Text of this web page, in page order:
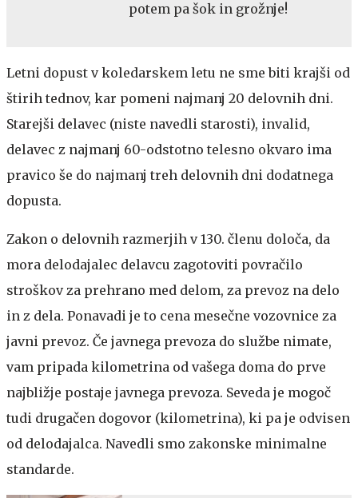
potem pa šok in grožnje!
Letni dopust v koledarskem letu ne sme biti krajši od
štirih tednov, kar pomeni najmanj 20 delovnih dni.
Starejši delavec (niste navedli starosti), invalid,
delavec z najmanj 60-odstotno telesno okvaro ima
pravico še do najmanj treh delovnih dni dodatnega
dopusta.
Zakon o delovnih razmerjih v 130. členu določa, da
mora delodajalec delavcu zagotoviti povračilo
stroškov za prehrano med delom, za prevoz na delo
in z dela. Ponavadi je to cena mesečne vozovnice za
javni prevoz. Če javnega prevoza do službe nimate,
vam pripada kilometrina od vašega doma do prve
najbližje postaje javnega prevoza. Seveda je mogoč
tudi drugačen dogovor (kilometrina), ki pa je odvisen
od delodajalca. Navedli smo zakonske minimalne
standarde.